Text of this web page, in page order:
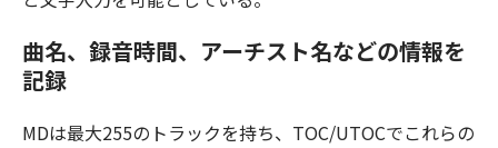
曲名、録音時間、アーチスト名などの情報を
記録
MDは最大255のトラックを持ち、TOC/UTOCでこれらの